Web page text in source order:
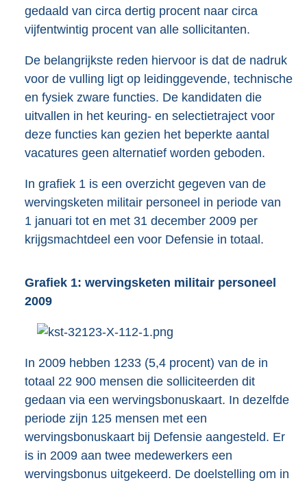
gedaald van circa dertig procent naar circa
vijfentwintig procent van alle sollicitanten.
De belangrijkste reden hiervoor is dat de nadruk
voor de vulling ligt op leidinggevende, technische
en fysiek zware functies. De kandidaten die
uitvallen in het keuring- en selectietraject voor
deze functies kan gezien het beperkte aantal
vacatures geen alternatief worden geboden.
In grafiek 1 is een overzicht gegeven van de
wervingsketen militair personeel in periode van
1 januari tot en met 31 december 2009 per
krijgsmachtdeel een voor Defensie in totaal.
Grafiek 1: wervingsketen militair personeel
2009
In 2009 hebben 1233 (5,4 procent) van de in
totaal 22 900 mensen die solliciteerden dit
gedaan via een wervingsbonuskaart. In dezelfde
periode zijn 125 mensen met een
wervingsbonuskaart bij Defensie aangesteld. Er
is in 2009 aan twee medewerkers een
wervingsbonus uitgekeerd. De doelstelling om in